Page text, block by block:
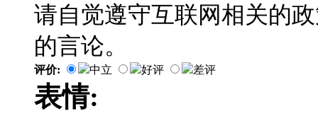
请自觉遵守互联网相关的
的言论。
评价: 中立 好评 差评
表情: